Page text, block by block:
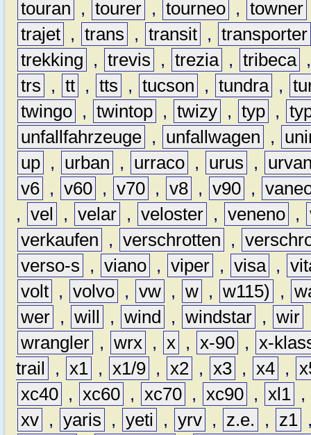
touran , tourer , tourneo , towner
trajet , trans , transit , transporter
trekking
, trevis , trezia , tribeca
trs
, tt , tts , tucson , tundra ,
twingo , twintop , twizy , typ ,
unfallfahrzeuge , unfallwagen ,
up , urban , urraco , urus ,
v6 , v60 , v70 , v8 , v90 ,
, vel , velar , veloster , veneno ,
verkaufen
, verschrotten ,
verso-s
, viano , viper , visa ,
volt , volvo , vw , w , w115) ,
wer , will , wind , windstar , wir
wrangler , wrx , x , x-90 , x-
trail
, x1 , x1/9 , x2 , x3 , x4 ,
xc40 , xc60 , xc70 , xc90 , xl1 ,
xv , yaris , yeti , yrv , z.e. , z1